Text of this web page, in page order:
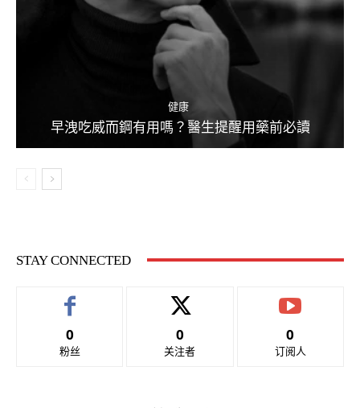
健康
早洩吃威而鋼有用嗎？醫生提醒用藥前必讀
STAY CONNECTED
0
粉丝
0
关注者
0
订阅人